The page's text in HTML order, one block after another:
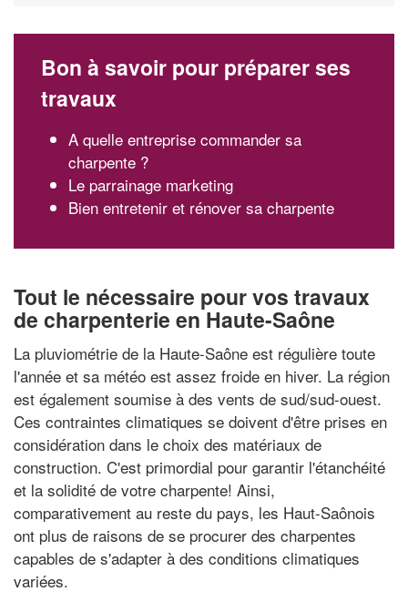
Bon à savoir pour préparer ses
travaux
A quelle entreprise commander sa
charpente ?
Le parrainage marketing
Bien entretenir et rénover sa charpente
Tout le nécessaire pour vos travaux
de charpenterie en Haute-Saône
La pluviométrie de la Haute-Saône est régulière toute
l'année et sa météo est assez froide en hiver. La région
est également soumise à des vents de sud/sud-ouest.
Ces contraintes climatiques se doivent d'être prises en
considération dans le choix des matériaux de
construction. C'est primordial pour garantir l'étanchéité
et la solidité de votre charpente! Ainsi,
comparativement au reste du pays, les Haut-Saônois
ont plus de raisons de se procurer des charpentes
capables de s'adapter à des conditions climatiques
variées.